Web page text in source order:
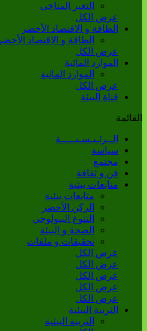
التغير المناخي
عرض الكل
الطاقة و الاقتصاد الأخضر
الطاقة و الاقتصاد الأخضر
عرض الكل
الموارد المائية
الموارد المائية
عرض الكل
قناة البيئة
القائمة
الــرئـيـسـيـــــة
سياسة
مجتمع
فن و ثقافة
متابعات بيئية
متابعات بيئية
الركن الأخضر
التنوع البيولوجي
الصحة و البيئة
تحقيقات و ملفات
عرض الكل
عرض الكل
عرض الكل
عرض الكل
عرض الكل
التربية البيئية
التربية البيئية